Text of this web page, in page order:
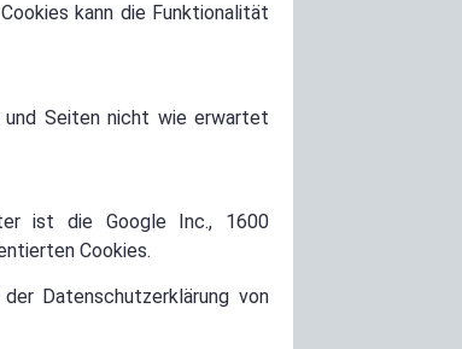
kann die Funktionalität
und Seiten nicht wie erwartet
ist die Google Inc., 1600
Cookies.
Datenschutzerklärung von